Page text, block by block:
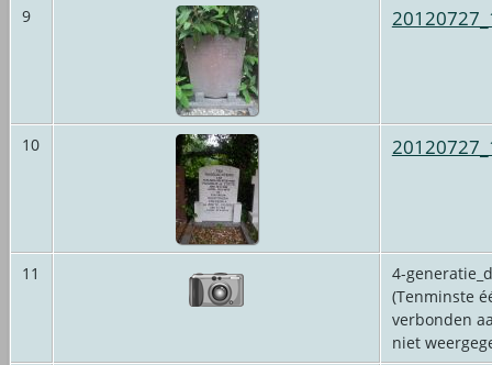
9
10
11
4-
(Tenminste
verbonden
niet